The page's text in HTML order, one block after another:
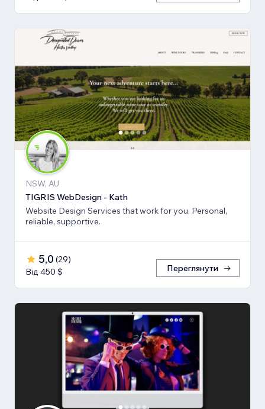
NSW, AU
TIGRIS WebDesign - Kath
Website Design Services that work for you. Personal,
reliable, supportive.
5,0 (29)
Від 450 $
Переглянути